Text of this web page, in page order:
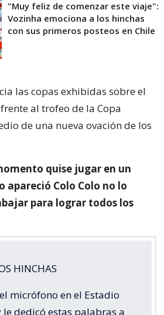
"Muy feliz de comenzar este viaje":
Vozinha emociona a los hinchas
con sus primeros posteos en Chile
las copas exhibidas sobre el
al trofeo de la Copa
de una nueva ovación de los
quise jugar en un
apareció Colo Colo no lo
para lograr todos los
HINCHAS
micrófono en el Estadio
dedicó estas palabras a